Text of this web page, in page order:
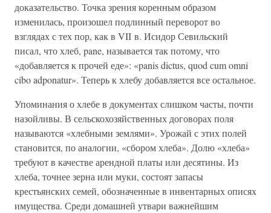
доказательство. Точка зрения коренным образом
изменилась, произошел подлинный переворот во
взглядах с тех пор, как в VII в. Исидор Севильский
писал, что хлеб, pane, называется так потому, что
«добавляется к прочей еде»: «panis dictus, quod cum omni
cibo adponatur». Теперь к хлебу добавляется все остальное.
Упоминания о хлебе в документах слишком часты, почти
назойливы. В сельскохозяйственных договорах поля
называются «хлебными землями». Урожай с этих полей
становится, по аналогии, «сбором хлеба». Долю «хлеба»
требуют в качестве арендной платы или десятины. Из
хлеба, точнее зерна или муки, состоят запасы
крестьянских семей, обозначенные в инвентарных описях
имущества. Среди домашней утвари важнейшим